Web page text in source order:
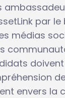
par le
médias
envers la